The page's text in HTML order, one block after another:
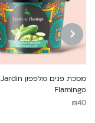
PREVIOUS
מסכת פנים מלפפון Jardin
Flamingo
₪40